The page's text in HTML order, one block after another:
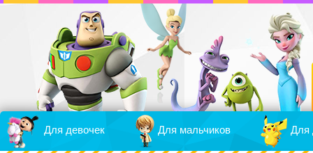
Для девочек Для мальчиков Для